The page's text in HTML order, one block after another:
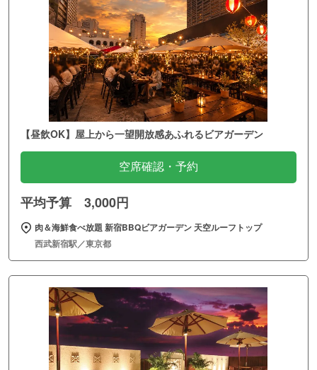
【昼飲OK】屋上から一望開放感あふれるビアガーデン
空席確認・予約
平均予算 3,000円
肉＆海鮮食べ放題 新宿BBQビアガーデン 天空ルーフトップ
西武新宿駅／東京都